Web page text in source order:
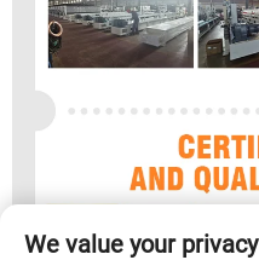
We value your privacy